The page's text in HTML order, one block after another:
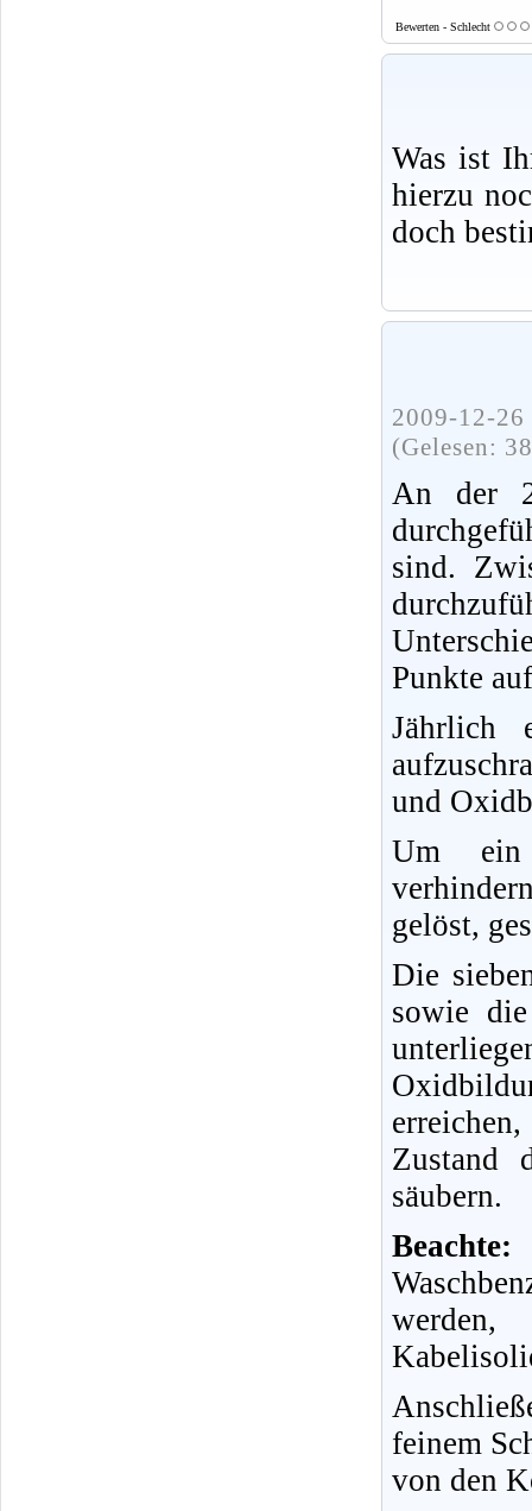
Bewerten - Schlecht
Was ist
hierzu
doch
2009-12-
(Gelesen:
An der
sind.
Punkte
Jährlich
und
Um ein
gelöst,
Die
sowie
Zustand
säubern.
Beachte:
feinem
von den